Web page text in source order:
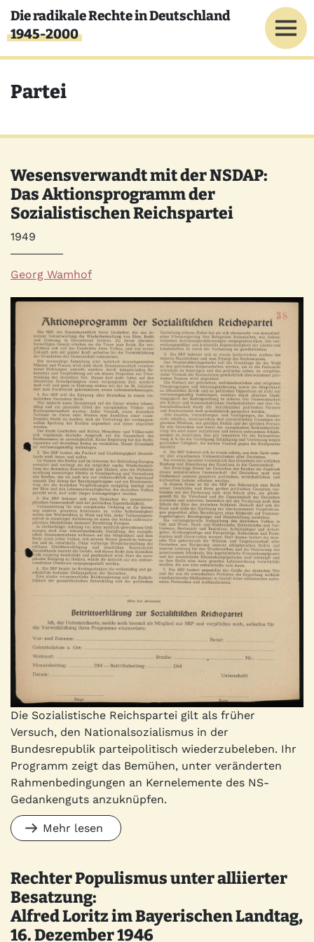
Direkt zum Inhalt
Die radikale Rechte in Deutschland
1945-2000
Partei
Wesensverwandt mit der NSDAP:
Das Aktionsprogramm der
Sozialistischen Reichspartei
Jahr
1949
Autor*innen
Georg Wamhof
Quelle
Bild
Die Sozialistische Reichspartei gilt als früher
Versuch, den Nationalsozialismus in der
Bundesrepublik parteipolitisch wiederzubeleben. Ihr
Programm zeigt das Bemühen, unter veränderten
Rahmenbedingungen an Kernelemente des NS-
Gedankenguts anzuknüpfen.
Mehr lesen
Rechter Populismus unter alliierter
Besatzung:
Alfred Loritz im Bayerischen Landtag,
16. Dezember 1946